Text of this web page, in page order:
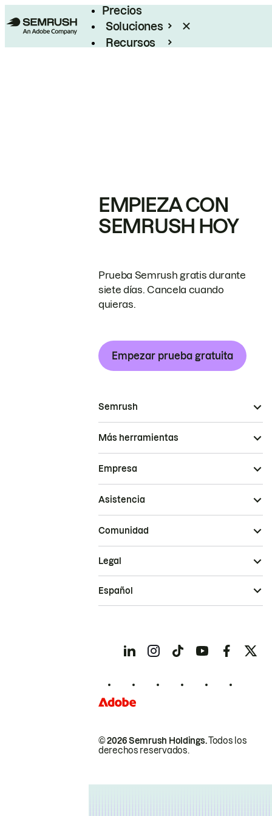
Precios
Soluciones
Recursos
EMPIEZA CON
SEMRUSH HOY
Prueba Semrush gratis durante
siete días. Cancela cuando
quieras.
Empezar prueba gratuita
Semrush
Más herramientas
Empresa
Asistencia
Comunidad
© 2026 Semrush Holdings.Todos los
derechos reservados.
Legal
Español